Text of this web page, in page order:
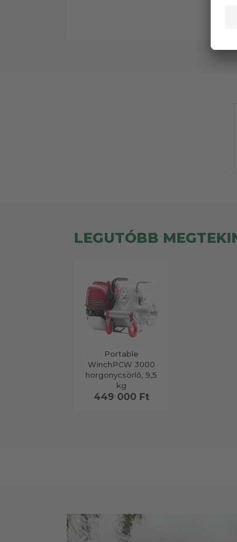
LEGUTÓBB
Portable
WinchPCW 3000
horgonycsörlő, 9,5
kg
449 000 Ft